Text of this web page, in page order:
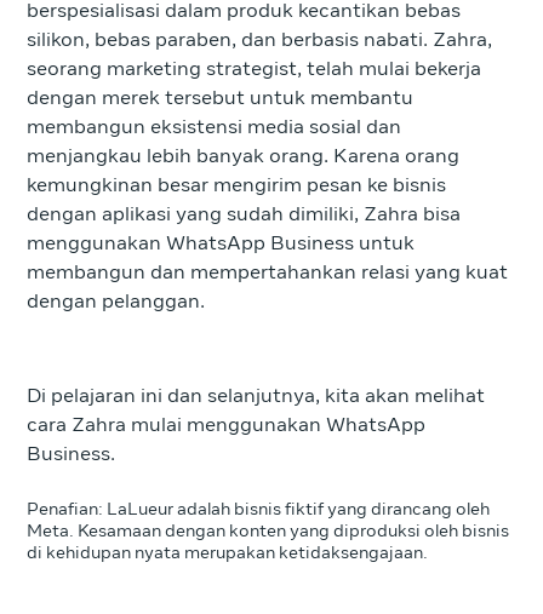
berspesialisasi dalam produk kecantikan bebas
silikon, bebas paraben, dan berbasis nabati. Zahra,
seorang marketing strategist, telah mulai bekerja
dengan merek tersebut untuk membantu
membangun eksistensi media sosial dan
menjangkau lebih banyak orang. Karena orang
kemungkinan besar mengirim pesan ke bisnis
dengan aplikasi yang sudah dimiliki, Zahra bisa
menggunakan WhatsApp Business untuk
membangun dan mempertahankan relasi yang kuat
dengan pelanggan.
Di pelajaran ini dan selanjutnya, kita akan melihat
cara Zahra mulai menggunakan WhatsApp
Business.
Penafian: LaLueur adalah bisnis fiktif yang dirancang oleh
Meta. Kesamaan dengan konten yang diproduksi oleh bisnis
di kehidupan nyata merupakan ketidaksengajaan.